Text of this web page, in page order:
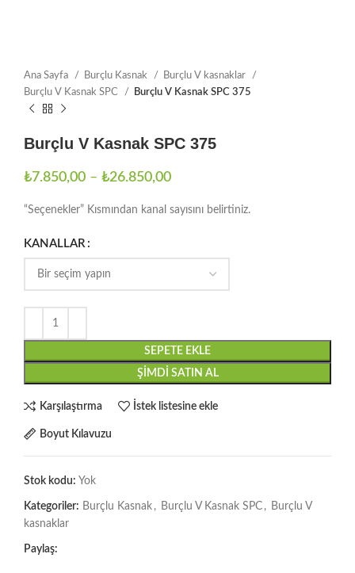
Ana Sayfa Burçlu Kasnak
Burçlu V kasnaklar
Burçlu V Kasnak SPC
Burçlu V Kasnak SPC 375
Burçlu V Kasnak SPC 375
₺7.850,00 – ₺26.850,00
“Seçenekler” Kısmından kanal sayısını belirtiniz.
KANALLAR
SEPETE EKLE
ŞIMDI SATIN AL
Karşılaştırma İstek listesine ekle
Boyut Kılavuzu
Stok kodu: Yok
Kategoriler: Burçlu Kasnak , Burçlu V Kasnak SPC , Burçlu V
kasnaklar
Paylaş: